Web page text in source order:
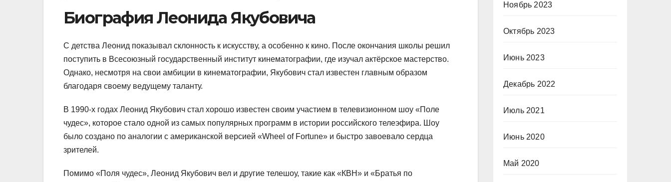
Биография Леонида Якубовича
С детства Леонид показывал склонность к искусству, а особенно к кино. После окончания школы решил
поступить в Всесоюзный государственный институт кинематографии, где изучал актёрское мастерство.
Однако, несмотря на свои амбиции в кинематографии, Якубович стал известен главным образом
благодаря своему ведущему таланту.
В 1990-х годах Леонид Якубович стал хорошо известен своим участием в телевизионном шоу «Поле
чудес», которое стало одной из самых популярных программ в истории российского телеэфира. Шоу
было создано по аналогии с американской версией «Wheel of Fortune» и быстро завоевало сердца
зрителей.
Помимо «Поля чудес», Леонид Якубович вел и другие телешоу, такие как «КВН» и «Братья по
Ноябрь 2023
Октябрь 2023
Июнь 2023
Декабрь 2022
Июль 2021
Июнь 2020
Май 2020